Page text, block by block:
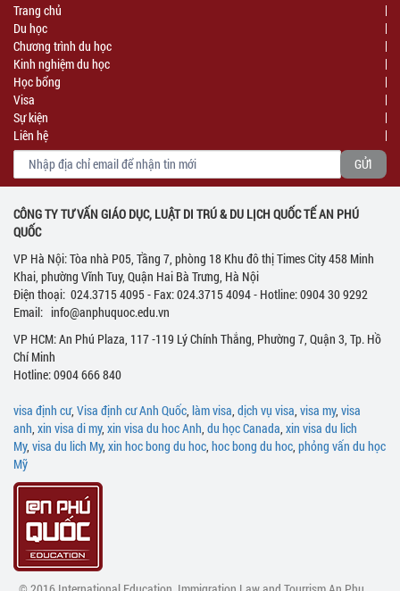
Trang chủ
Du học
Chương trình du học
Kinh nghiệm du học
Học bổng
Visa
Sự kiện
Liên hệ
CÔNG TY TƯ VẤN GIÁO DỤC, LUẬT DI TRÚ & DU LỊCH QUỐC TẾ AN PHÚ
QUỐC
VP Hà Nội: Tòa nhà P05, Tầng 7, phòng 18 Khu đô thị Times City 458 Minh
Khai, phường Vĩnh Tuy, Quận Hai Bà Trưng, Hà Nội
Điện thoại: 024.3715 4095 - Fax: 024.3715 4094 - Hotline: 0904 30 9292
Email: info@anphuquoc.edu.vn
VP HCM: An Phú Plaza, 117 -119 Lý Chính Thắng, Phường 7, Quận 3, Tp. Hồ
Chí Minh
Hotline: 0904 666 840
visa định cư, Visa định cư Anh Quốc, làm visa, dịch vụ visa, visa my, visa
anh, xin visa di my, xin visa du hoc Anh, du học Canada, xin visa du lich
My, visa du lich My, xin hoc bong du hoc, hoc bong du hoc, phỏng vấn du học
Mỹ